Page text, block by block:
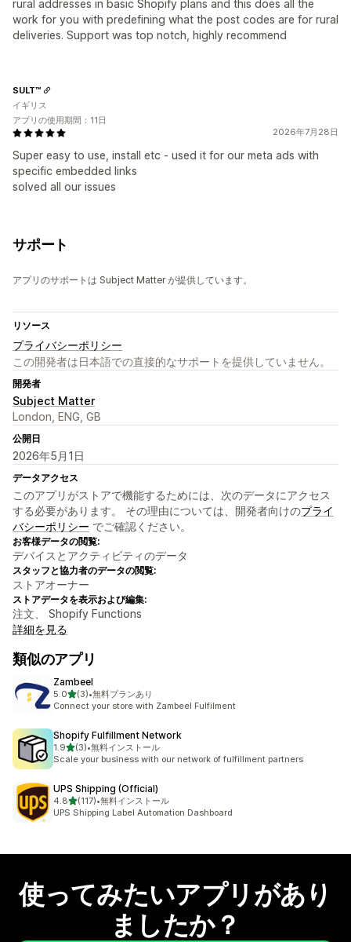
rural addresses in basic Shopify plans and this does all the
work for you with predefining what the post codes are for rural
deliveries. Support was top notch, highly recommend
2026年7月28日
Super easy to use, install etc - used it for our meta ads with
specific embedded links
solved all our issues
SULT™
イギリス
アプリの使用期間：11日
サポート
アプリのサポートは Subject Matter が提供しています。
リソース
プライバシーポリシー
この開発者は日本語での直接的なサポートを提供していません。
開発者
Subject Matter
London, ENG, GB
公開日
2026年5月1日
データアクセス
このアプリがストアで機能するためには、次のデータにアクセス
する必要があります。 その理由については、開発者向けのプライ
バシーポリシー でご確認ください。
お客様データの閲覧:
デバイスとアクティビティのデータ
スタッフと協力者のデータの閲覧:
ストアオーナー
ストアデータを表示および編集:
注文、 Shopify Functions
詳細を見る
類似のアプリ
Zambeel
5.05つ星中
(3)
合計レビュー数：3件
•無料プランあり
Connect your store with Zambeel Fulfilment
Shopify Fulfillment Network
1.95つ星中
(3)
合計レビュー数：3件
•無料インストール
Scale your business with our network of fulfillment partners
UPS Shipping (Official)
4.85つ星中
(117)
合計レビュー数：117件
•無料インストール
UPS Shipping Label Automation Dashboard
使ってみたいアプリがあり
ましたか？